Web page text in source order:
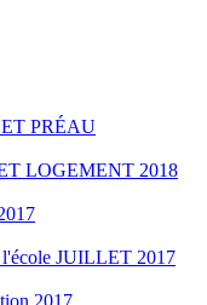
PRÉAU
LOGEMENT 2018
l'école JUILLET 2017
2017